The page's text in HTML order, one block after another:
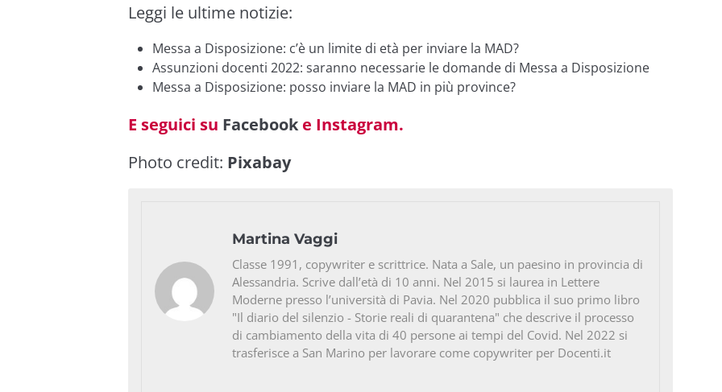
Leggi le ultime notizie:
Messa a Disposizione: c’è un limite di età per inviare la MAD?
Assunzioni docenti 2022: saranno necessarie le domande di Messa a Disposizione
Messa a Disposizione: posso inviare la MAD in più province?
E seguici su Facebook e Instagram.
Photo credit: Pixabay
Martina Vaggi
Classe 1991, copywriter e scrittrice. Nata a Sale, un paesino in provincia di
Alessandria. Scrive dall’età di 10 anni. Nel 2015 si laurea in Lettere
Moderne presso l’università di Pavia. Nel 2020 pubblica il suo primo libro
"Il diario del silenzio - Storie reali di quarantena" che descrive il processo
di cambiamento della vita di 40 persone ai tempi del Covid. Nel 2022 si
trasferisce a San Marino per lavorare come copywriter per Docenti.it